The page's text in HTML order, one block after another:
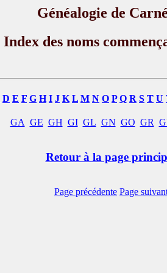
Généalogie de Carné
Index des noms
D E F G H I J K L M N O P Q R S T U
GA GE GH GI GL GN GO GR
Retour à la page
Page précédente Page